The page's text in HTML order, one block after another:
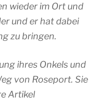
wieder im Ort und
und er hat dabei
zu bringen.
ihres Onkels und
von Roseport. Sie
Artikel